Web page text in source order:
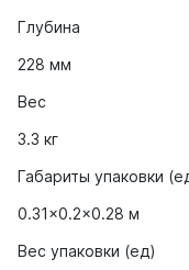
Глубина
228 мм
Вес
3.3 кг
Габариты упаковки
0.31x0.2x0.28 м
Вес упаковки (ед)